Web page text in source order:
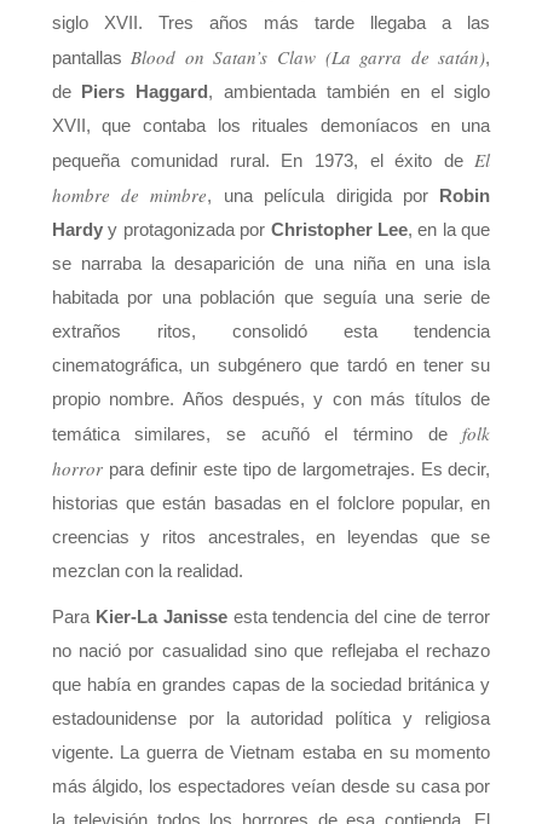
siglo XVII. Tres años más tarde llegaba a las
pantallas Blood on Satan’s Claw (La garra de satán),
de Piers Haggard, ambientada también en el siglo
XVII, que contaba los rituales demoníacos en una
pequeña comunidad rural. En 1973, el éxito de El
hombre de mimbre, una película dirigida por Robin
Hardyy protagonizada por Christopher Lee, en la que
se narraba la desaparición de una niña en una isla
habitada por una población que seguía una serie de
extraños ritos, consolidó esta tendencia
cinematográfica, un subgénero que tardó en tener su
propio nombre. Años después, y con más títulos de
temática similares, se acuñó el término defolk
horror para definir este tipo de largometrajes. Es decir,
historias que están basadas en el folclore popular, en
creencias y ritos ancestrales, en leyendas que se
mezclan con la realidad.
Para Kier-La Janisse esta tendencia del cine de terror
no nació por casualidad sino que reflejaba el rechazo
que había en grandes capas de la sociedad británica y
estadounidense por la autoridad política y religiosa
vigente. La guerra de Vietnam estaba en su momento
más álgido, los espectadores veían desde su casa por
la televisión todos los horrores de esa contienda. El